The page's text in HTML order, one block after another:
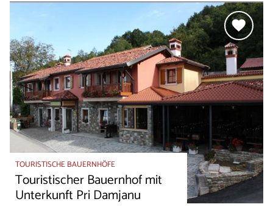
TOURISTISCHE BAUERNHÖFE
Touristischer Bauernhof mit
Unterkunft Pri Damjanu